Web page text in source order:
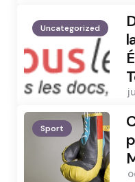
Uncategorized
Sport